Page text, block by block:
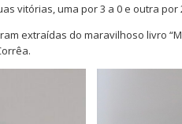
vitórias, uma por 3 a 0 e outra por
extraídas do maravilhoso livro